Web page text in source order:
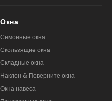
Семонные окна
Скользящие окна
Складные окна
Наклон & Поверните окна
Окна навеса
Панорамные окна